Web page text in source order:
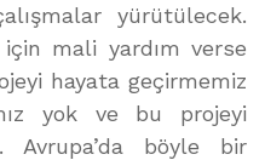
yürütülecek.
mali yardım verse
hayata geçirmemiz
yok ve bu projeyi
Avrupa’da böyle bir